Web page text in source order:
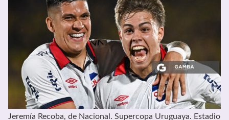
Jeremía Recoba, de Nacional. Supercopa Uruguaya. Estadio